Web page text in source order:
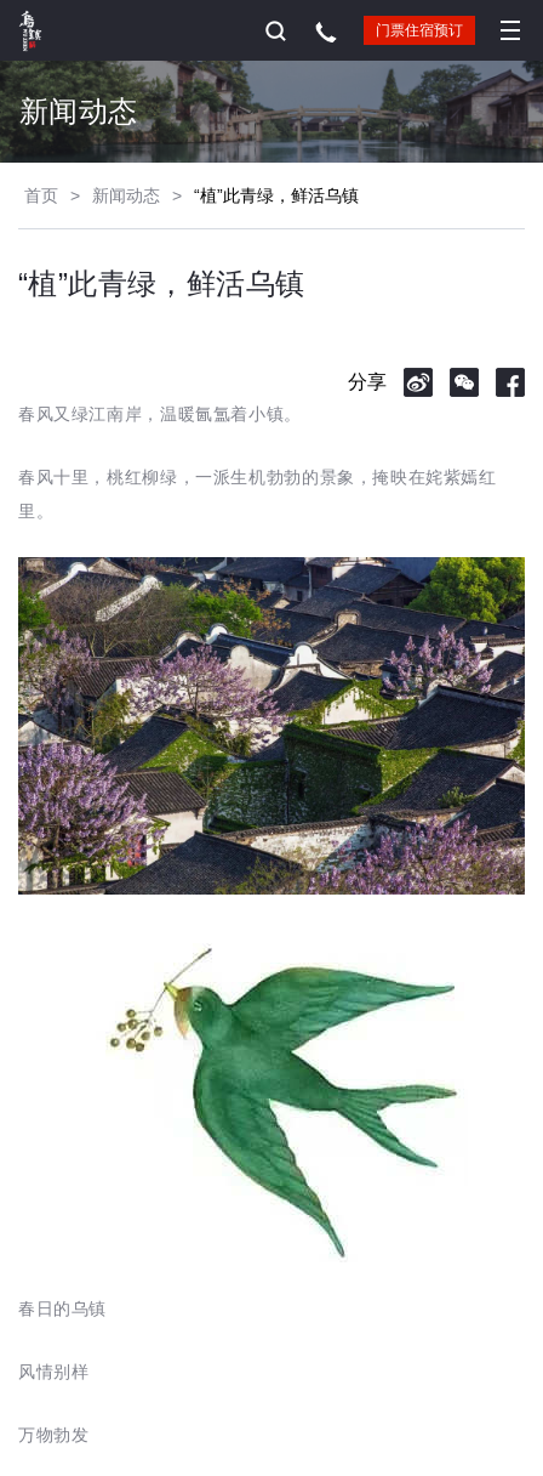
门票住宿预订
新闻动态
首页 > 新闻动态 > “植”此青绿，鲜活乌镇
“植”此青绿，鲜活乌镇
分享
春风又绿江南岸，温暖氤氲着小镇。
春风十里，桃红柳绿，一派生机勃勃的景象，掩映在姹紫嫣红
里。
春日的乌镇
风情别样
万物勃发